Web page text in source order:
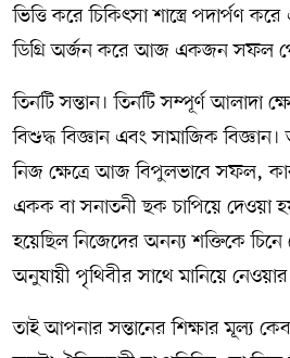
ভিত্তি করে চিকিৎসা শাস্ত্রে পদার্পণ
ডিগ্রি অর্জন করে আজ একজন সফল
তিনটি সন্তান। তিনটি সম্পূর্ণ আলাদা
বিশুদ্ধ বিজ্ঞান এবং সামাজিক
নিজ ক্ষেত্রে আজ বিপুলভাবে সফল,
একক বা সনাতনী ছক চাপিয়ে দেওয়া
হয়েছিল নিজেদের অনন্য শক্তিকে
অনুযায়ী পৃথিবীর সাথে মানিয়ে
তাই আপনার সন্তানের শিক্ষার মূল্য